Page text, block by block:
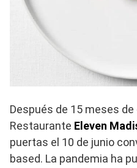
Después de 15 meses de
Restaurante Eleven
puertas el 10 de junio
based. La pandemia ha